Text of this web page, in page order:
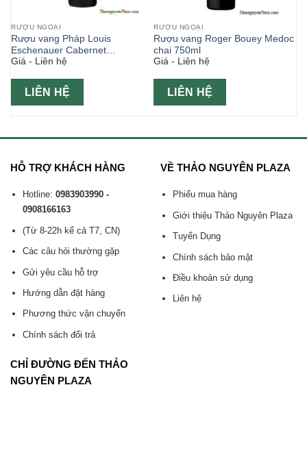
RƯỢU NGOẠI
Rượu vang Pháp Louis
Eschenauer Cabernet
Sauvignon 750ml
Giá - Liên hệ
LIÊN HỆ
RƯỢU NGOẠI
Rượu vang Roger Bouey Medoc
chai 750ml
Giá - Liên hệ
LIÊN HỆ
HỖ TRỢ KHÁCH HÀNG
Hotline: 0983903990 -
0908166163
(Từ 8-22h kể cả T7, CN)
Các câu hỏi thường gặp
Gửi yêu cầu hỗ trợ
Hướng dẫn đặt hàng
Phương thức vận chuyển
Chính sách đổi trả
VỀ THẢO NGUYÊN PLAZA
Phiếu mua hàng
Giới thiệu Thảo Nguyên Plaza
Tuyển Dụng
Chính sách bảo mật
Điều khoản sử dụng
Liên hệ
CHỈ ĐƯỜNG ĐẾN THẢO
NGUYÊN PLAZA